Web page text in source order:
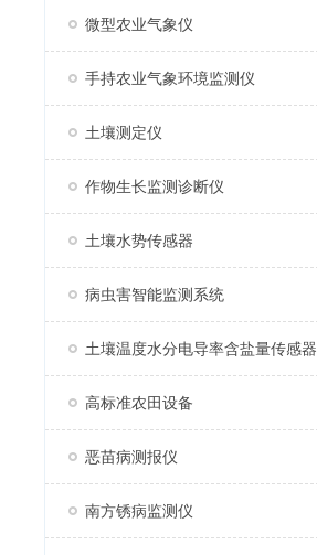
微型农业气象仪
手持农业气象环境监测仪
土壤测定仪
作物生长监测诊断仪
土壤水势传感器
病虫害智能监测系统
土壤温度水分电导率含盐量传感器
高标准农田设备
恶苗病测报仪
南方锈病监测仪